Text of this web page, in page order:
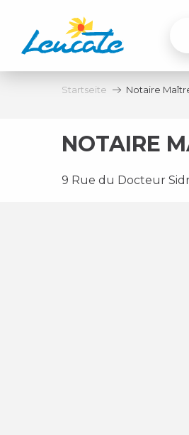
contenu
principal
Startseite Notaire
NOTAIRE
9 Rue du Docteur